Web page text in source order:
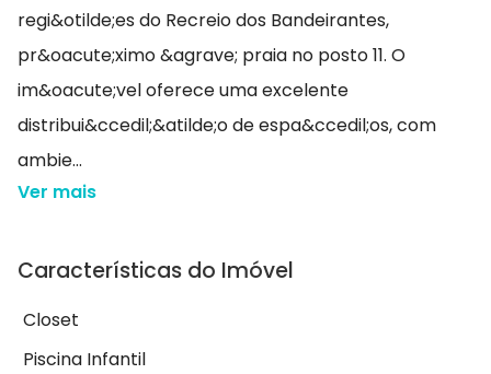
regi&otilde;es do Recreio dos Bandeirantes,
pr&oacute;ximo &agrave; praia no posto 11. O
im&oacute;vel oferece uma excelente
distribui&ccedil;&atilde;o de espa&ccedil;os, com
ambie...
Ver mais
Características do Imóvel
Closet
Piscina Infantil